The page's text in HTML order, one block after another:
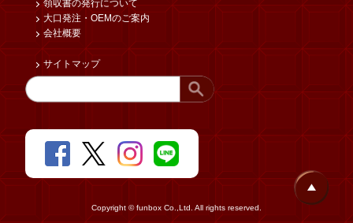
領収書の発行について
大口発注・OEMのご案内
会社概要
サイトマップ
Copyright © funbox Co.,Ltd. All rights reserved.